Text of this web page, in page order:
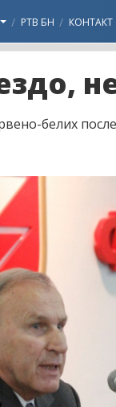
РТВ БН КОНТАКТ
белих